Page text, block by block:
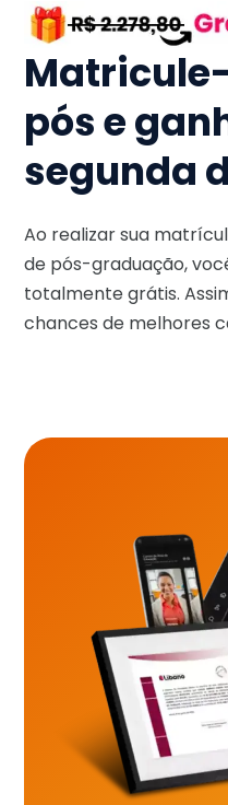
pós e
segunda
Ao realizar sua
de pós-graduação,
totalmente grátis.
chances de melhores